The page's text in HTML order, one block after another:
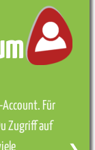
Für
Zugriff auf